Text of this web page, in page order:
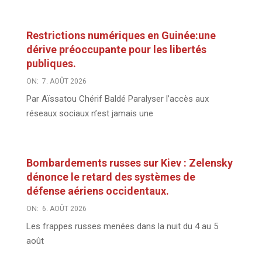
Restrictions numériques en Guinée:une
dérive préoccupante pour les libertés
publiques.
ON: 7. AOÛT 2026
Par Aïssatou Chérif Baldé Paralyser l’accès aux
réseaux sociaux n’est jamais une
Bombardements russes sur Kiev : Zelensky
dénonce le retard des systèmes de
défense aériens occidentaux.
ON: 6. AOÛT 2026
Les frappes russes menées dans la nuit du 4 au 5
août